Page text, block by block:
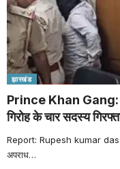
झारखंड
Prince Khan Gang:
गिरोह के चार सदस्य
Report: Rupesh kumar
अपराध…